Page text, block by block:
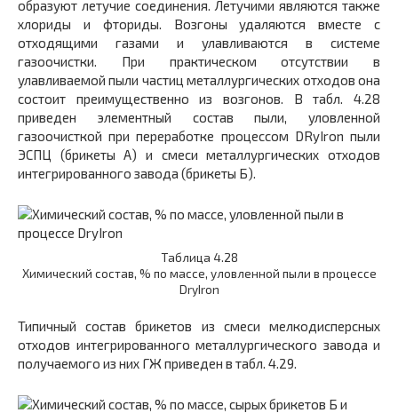
образуют летучие соединения. Летучими являются также
хлориды и фториды. Возгоны удаляются вместе с
отходящими газами и улавливаются в системе
газоочистки. При практическом отсутствии в
улавливаемой пыли частиц металлургических отходов она
состоит преимущественно из возгонов. В табл. 4.28
приведен элементный состав пыли, уловленной
газоочисткой при переработке процессом DRyIron пыли
ЭСПЦ (брикеты А) и смеси металлургических отходов
интегрированного завода (брикеты Б).
Таблица 4.28
Химический состав, % по массе, уловленной пыли в процессе
DryIron
Типичный состав брикетов из смеси мелкодисперсных
отходов интегрированного металлургического завода и
получаемого из них ГЖ приведен в табл. 4.29.